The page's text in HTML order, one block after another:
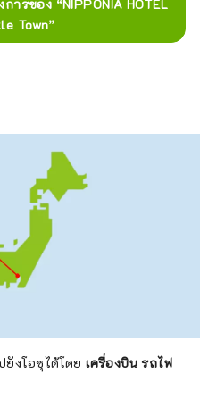
ารของ “NIPPONIA HOTEL
Town”
ยังโอซุได้โดยเครื่องบิน รถไฟ